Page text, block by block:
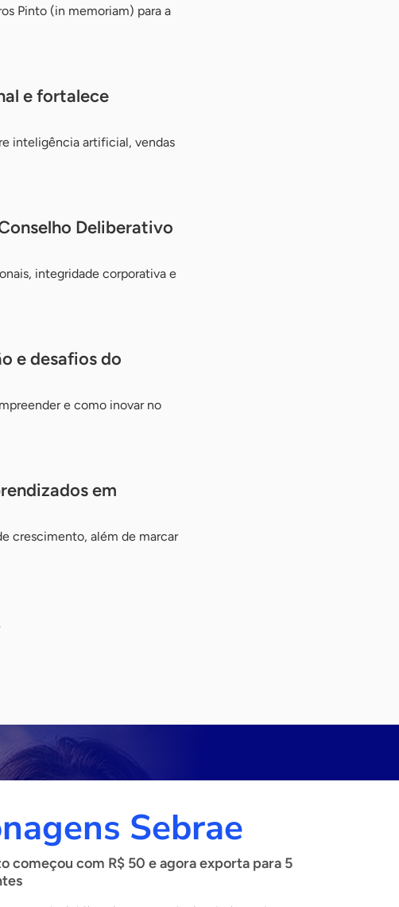
Pinto (in memoriam) para a
e fortalece
inteligência artificial, vendas
Deliberativo
integridade corporativa e
e desafios do
e como inovar no
em
crescimento, além de marcar
Sebrae
começou com R$ 50 e agora exporta para 5